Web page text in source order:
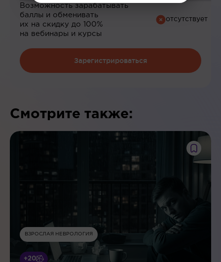
Возможность зарабатывать
баллы и обменивать
их на скидку до 100%
на вебинары и курсы
Зарегистрироваться
Смотрите также:
ВЗРОСЛАЯ НЕВРОЛОГИЯ
+20